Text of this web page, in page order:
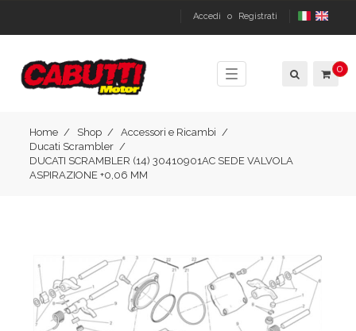
Accedi o Registrati
Toggle
navigation
0
Home Shop
Accessori e Ricambi
Ducati Scrambler
DUCATI SCRAMBLER (14) 30410901AC SEDE VALVOLA
ASPIRAZIONE +0,06 MM